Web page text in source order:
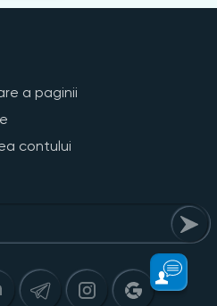
a paginii
contului